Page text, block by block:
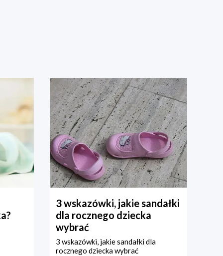
3 wskazówki, jakie sandałki
dla rocznego dziecka
wybrać
3 wskazówki, jakie sandałki dla
rocznego dziecka wybrać